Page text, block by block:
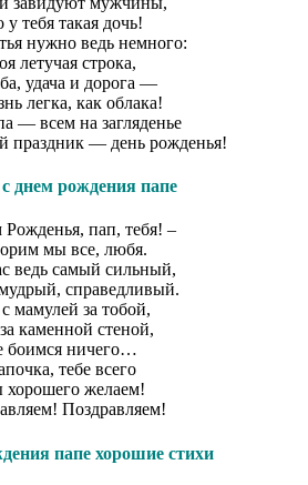
у тебя такая дочь!
нужно ведь немного:
летучая строка,
удача и дорога —
легка, как облака!
— всем на загляденье
праздник — день рожденья!
днем рождения папе
пап, тебя! –
мы все, любя.
ведь самый сильный,
справедливый.
мамулей за тобой,
каменной стеной,
боимся ничего…
тебе всего
желаем!
Поздравляем!
папе хорошие стихи